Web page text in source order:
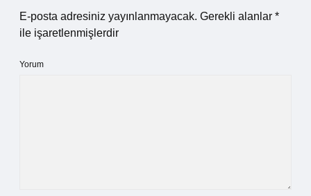
E-posta adresiniz yayınlanmayacak. Gerekli alanlar *
ile işaretlenmişlerdir
Yorum